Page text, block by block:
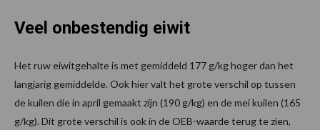
Veel onbestendig eiwit
Het ruw eiwitgehalte is met gemiddeld 177 g/kg hoger dan het
langjarig gemiddelde. Ook hier valt het grote verschil op tussen
de kuilen die in april gemaakt zijn (190 g/kg) en de mei kuilen (165
g/kg). Dit grote verschil is ook in de OEB-waarde terug te zien,